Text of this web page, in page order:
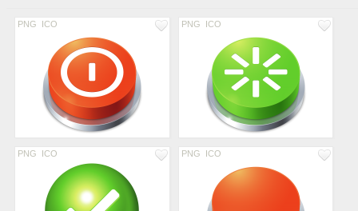
PNG ICO PNG ICO
PNG ICO PNG ICO